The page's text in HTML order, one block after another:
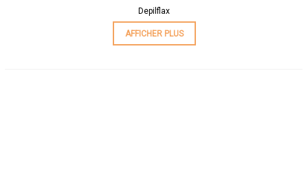
Depilflax
AFFICHER PLUS